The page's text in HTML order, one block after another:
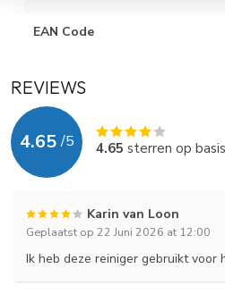
EAN Code
REVIEWS
4.65 /5 4.65 sterren op
Karin van Loon
Geplaatst op 22 Juni 2026 at 12:00
Ik heb deze reiniger gebruikt voor